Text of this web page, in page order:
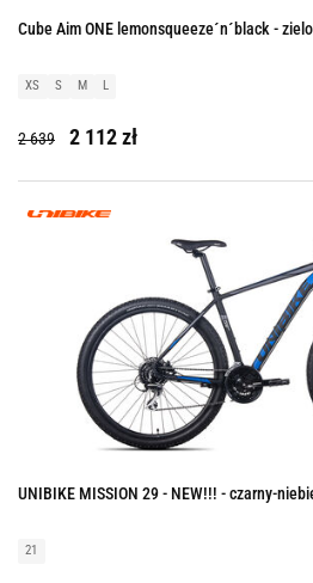
Cube Aim ONE lemonsqueeze´n´black -
XS S M L
2 639 2 112 zł
UNIBIKE MISSION 29 - NEW!!! - czarny-
21